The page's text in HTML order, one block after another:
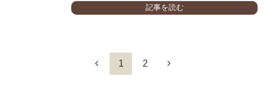
記事を読む
1 2